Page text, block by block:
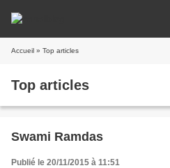
Accueil » Top articles
Top articles
Swami Ramdas
Publié le 20/11/2015 à 11:51